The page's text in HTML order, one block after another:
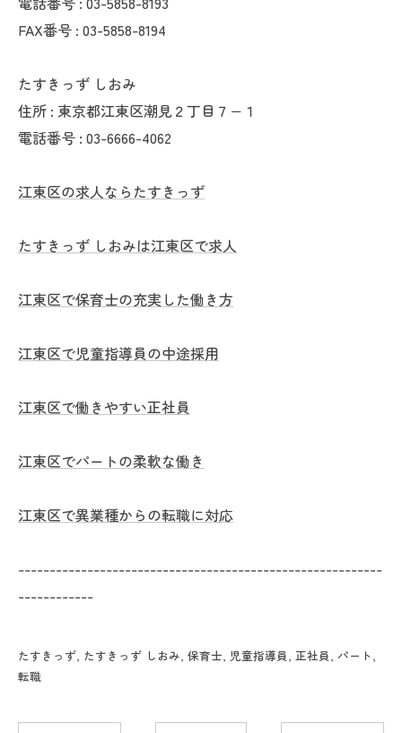
FAX番号 : 03-5858-8194
たすきっず しおみ
住所 : 東京都江東区潮見２丁目７−１
電話番号 : 03-6666-4062
江東区の求人ならたすきっず
たすきっず しおみは江東区で求人
江東区で保育士の充実した働き方
江東区で児童指導員の中途採用
江東区で働きやすい正社員
江東区でパートの柔軟な働き
江東区で異業種からの転職に対応
----------------------------------------------------------
------------
たすきっず たすきっず しおみ 保育士 児童指導員 正社員 パート
転職